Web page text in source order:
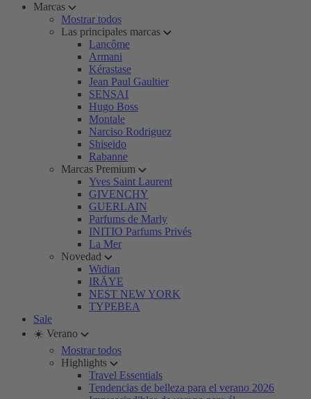
Marcas
Mostrar todos
Las principales marcas
Lancôme
Armani
Kérastase
Jean Paul Gaultier
SENSAI
Hugo Boss
Montale
Narciso Rodriguez
Shiseido
Rabanne
Marcas Premium
Yves Saint Laurent
GIVENCHY
GUERLAIN
Parfums de Marly
INITIO Parfums Privés
La Mer
Novedad
Widian
IRÄYE
NEST NEW YORK
TYPEBEA
Sale
☀️ Verano
Mostrar todos
Highlights
Travel Essentials
Tendencias de belleza para el verano 2026